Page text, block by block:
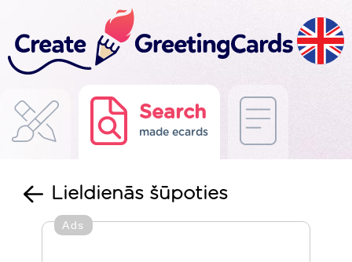
Search
made ecards
Lieldienās šūpoties
Ads